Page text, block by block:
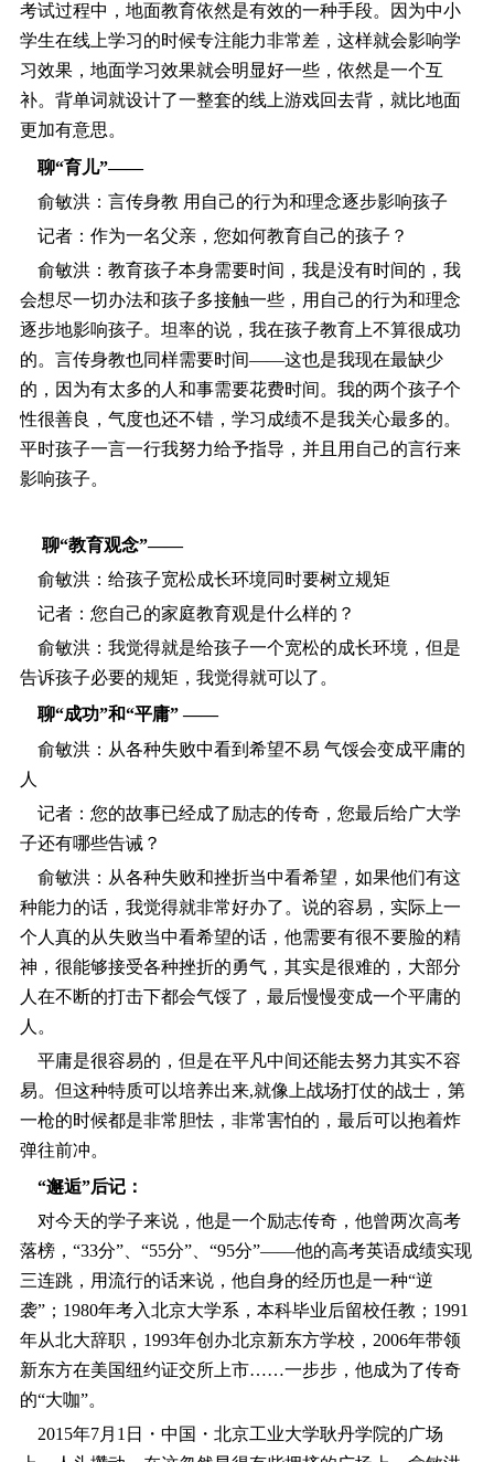
考试过程中，地面教育依然是有效的一种手段。因为中小
学生在线上学习的时候专注能力非常差，这样就会影响学
习效果，地面学习效果就会明显好一些，依然是一个互
补。背单词就设计了一整套的线上游戏回去背，就比地面
更加有意思。
聊“育儿”――
俞敏洪：言传身教 用自己的行为和理念逐步影响孩子
记者：作为一名父亲，您如何教育自己的孩子？
俞敏洪：教育孩子本身需要时间，我是没有时间的，我
会想尽一切办法和孩子多接触一些，用自己的行为和理念
逐步地影响孩子。坦率的说，我在孩子教育上不算很成功
的。言传身教也同样需要时间――这也是我现在最缺少
的，因为有太多的人和事需要花费时间。我的两个孩子个
性很善良，气度也还不错，学习成绩不是我关心最多的。
平时孩子一言一行我努力给予指导，并且用自己的言行来
影响孩子。
聊“教育观念”――
俞敏洪：给孩子宽松成长环境同时要树立规矩
记者：您自己的家庭教育观是什么样的？
俞敏洪：我觉得就是给孩子一个宽松的成长环境，但是
告诉孩子必要的规矩，我觉得就可以了。
聊“成功”和“平庸” ――
俞敏洪：从各种失败中看到希望不易 气馁会变成平庸的
人
记者：您的故事已经成了励志的传奇，您最后给广大学
子还有哪些告诫？
俞敏洪：从各种失败和挫折当中看希望，如果他们有这
种能力的话，我觉得就非常好办了。说的容易，实际上一
个人真的从失败当中看希望的话，他需要有很不要脸的精
神，很能够接受各种挫折的勇气，其实是很难的，大部分
人在不断的打击下都会气馁了，最后慢慢变成一个平庸的
人。
平庸是很容易的，但是在平凡中间还能去努力其实不容
易。但这种特质可以培养出来,就像上战场打仗的战士，第
一枪的时候都是非常胆怯，非常害怕的，最后可以抱着炸
弹往前冲。
“邂逅”后记：
对今天的学子来说，他是一个励志传奇，他曾两次高考
落榜，“33分”、“55分”、“95分”――他的高考英语成绩实现
三连跳，用流行的话来说，他自身的经历也是一种“逆
袭”；1980年考入北京大学系，本科毕业后留校任教；1991
年从北大辞职，1993年创办北京新东方学校，2006年带领
新东方在美国纽约证交所上市……一步步，他成为了传奇
的“大咖”。
2015年7月1日・中国・北京工业大学耿丹学院的广场